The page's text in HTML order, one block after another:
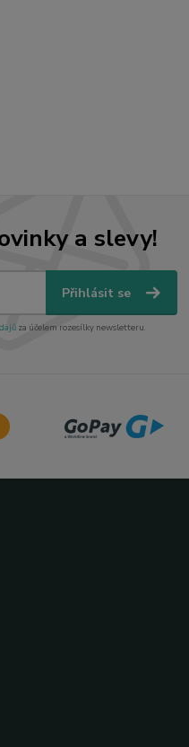
a slevy!
Přihlásit se
za účelem rozesílky newsletteru.